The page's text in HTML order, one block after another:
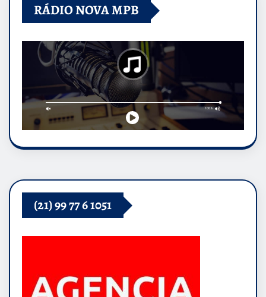
RÁDIO NOVA MPB
(21) 99 77 6 1051